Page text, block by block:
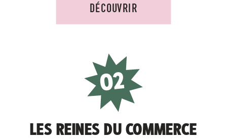
DÉCOUVRIR
02
LES REINES DU COMMERCE